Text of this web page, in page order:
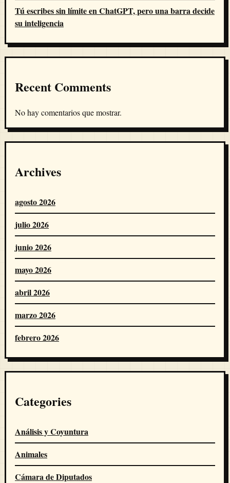
Tú escribes sin límite en ChatGPT, pero una barra decide
su inteligencia
Recent Comments
No hay comentarios que mostrar.
Archives
agosto 2026
julio 2026
junio 2026
mayo 2026
abril 2026
marzo 2026
febrero 2026
Categories
Análisis y Coyuntura
Animales
Cámara de Diputados